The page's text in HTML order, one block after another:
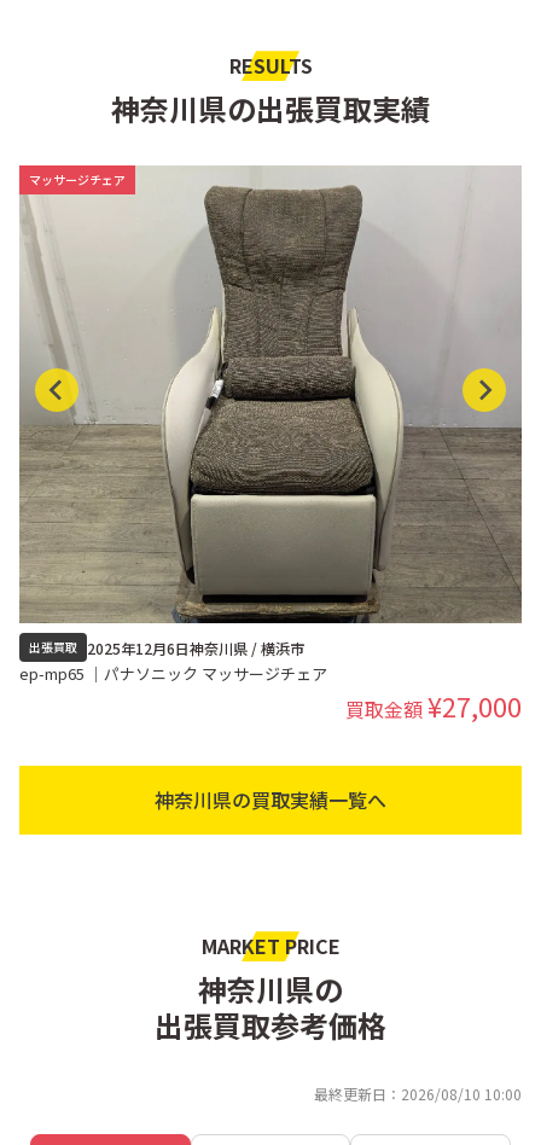
RESULTS
神奈川県の出張買取実績
マッサージチェア
出張買取 2025年12月6日神奈川県 / 横浜市
ep-mp65 ｜パナソニック マッサージチェア
買取金額¥27,000
神奈川県の買取実績一覧へ
MARKET PRICE
神奈川県の
出張買取参考価格
最終更新日：2026/08/10 10:00